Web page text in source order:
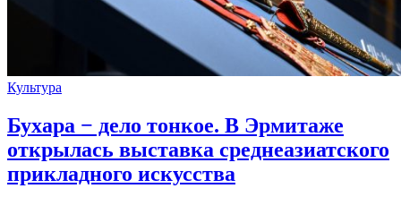
Культура
Бухара − дело тонкое. В Эрмитаже
открылась выставка среднеазиатского
прикладного искусства